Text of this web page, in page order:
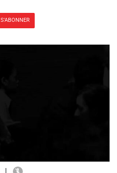
S'ABONNER
|